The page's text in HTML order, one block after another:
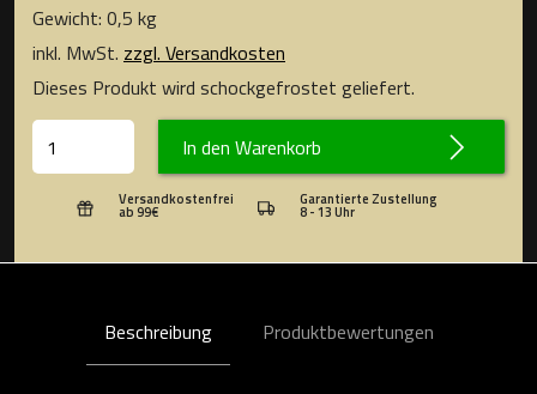
Gewicht: 0,5 kg
inkl. MwSt. zzgl. Versandkosten
Dieses Produkt wird schockgefrostet geliefert.
In den Warenkorb
Versandkostenfrei
ab 99€
Garantierte Zustellung
8 - 13 Uhr
Beschreibung Produktbewertungen